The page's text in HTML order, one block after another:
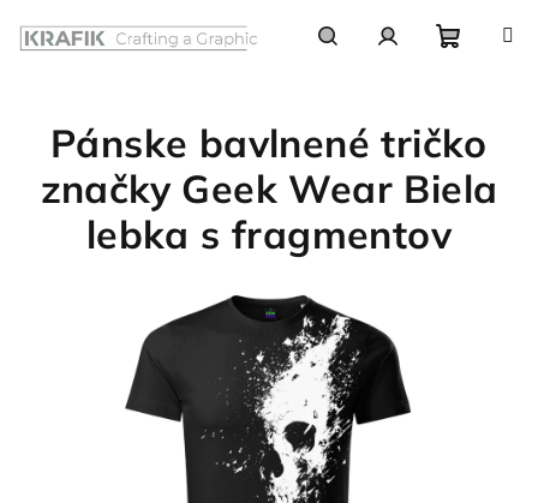
košík
Pánske bavlnené tričko
značky Geek Wear Biela
lebka s fragmentov